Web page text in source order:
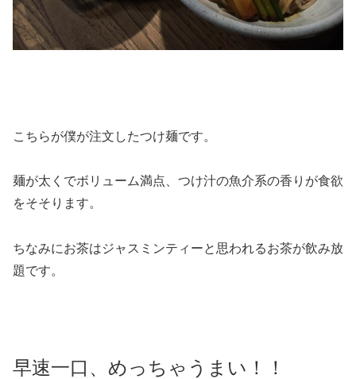
こちらが僕が注文したつけ麺です。
麺が太くでボリューム満点、つけ汁の魚介系の香りが食欲
をそそります。
ちなみにお茶はジャスミンティーと思われるお茶が飲み放
題です。
早速一口、めっちゃうまい！！